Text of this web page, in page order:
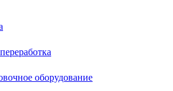
оборудование